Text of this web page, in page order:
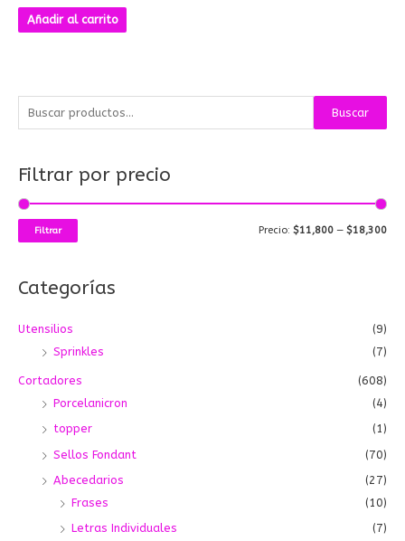
u
c
a
r
p
r
Buscar
Filtrar por precio
r
i
r
i
Filtrar Precio: $11,800 — $18,300
Categorías
Utensilios
(9)
Sprinkles
(7)
Cortadores
(608)
Porcelanicron
(4)
topper
(1)
Sellos Fondant
(70)
Abecedarios
(27)
Frases
(10)
Letras Individuales
(7)
Añadir al carrito